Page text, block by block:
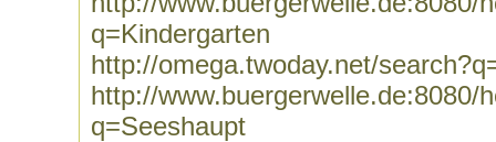
q=Kindergarten
http://omega.twoday.net/
http://www.buergerwelle.de:8080/
q=Seeshaupt